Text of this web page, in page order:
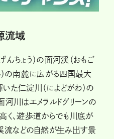
流域
ちょう）の面河渓（おもご
）の南麓に広がる四国最大
た仁淀川（によどがわ）の
河川はエメラルドグリーンの
く、遊歩道からでも川底が
流などの自然が生み出す景